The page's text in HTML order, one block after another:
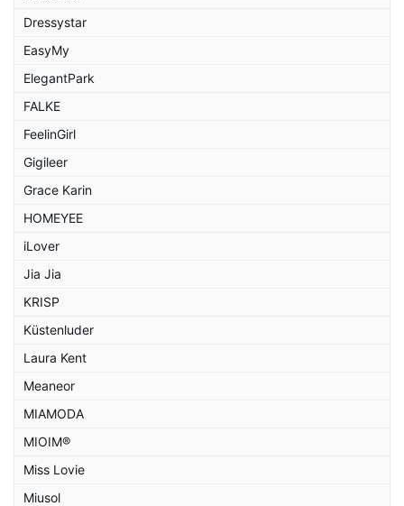
Dressystar
EasyMy
ElegantPark
FALKE
FeelinGirl
Gigileer
Grace Karin
HOMEYEE
iLover
Jia Jia
KRISP
Küstenluder
Laura Kent
Meaneor
MIAMODA
MIOIM®
Miss Lovie
Miusol